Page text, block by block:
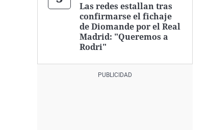
Las redes estallan tras
confirmarse el fichaje
de Diomande por el Real
Madrid: "Queremos a
Rodri"